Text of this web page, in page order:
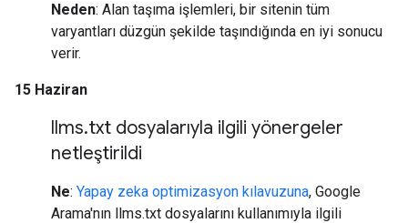
Neden: Alan taşıma işlemleri, bir sitenin tüm
varyantları düzgün şekilde taşındığında en iyi sonucu
verir.
15 Haziran
llms.txt dosyalarıyla ilgili yönergeler
netleştirildi
Ne: Yapay zeka optimizasyon kılavuzuna, Google
Arama'nın llms.txt dosyalarını kullanımıyla ilgili